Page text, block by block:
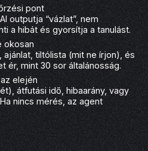
pont
outputja “vázlat”, nem
a hibát és gyorsítja a tanulást.
okosan
tiltólista (mit ne írjon), és
ér, mint 30 sor általánosság.
elején
átfutási idő, hibaarány, vagy
nincs mérés, az agent